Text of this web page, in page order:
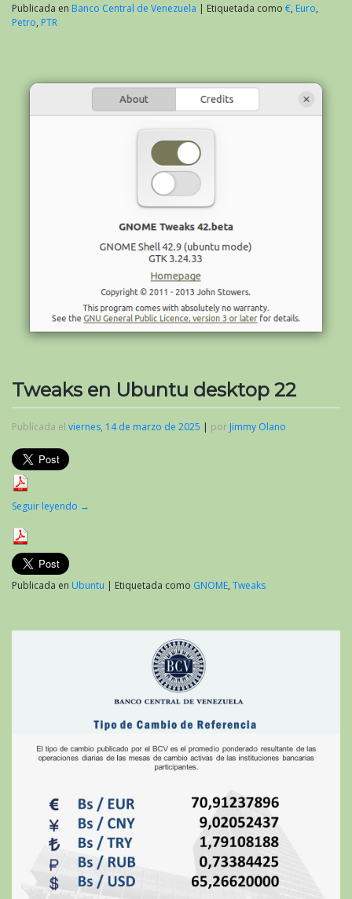
Publicada en Banco Central de Venezuela | Etiquetada como €, Euro,
Petro, PTR
Tweaks en Ubuntu desktop 22
Publicada el viernes, 14 de marzo de 2025 | por Jimmy Olano
Seguir leyendo →
Publicada en Ubuntu | Etiquetada como GNOME, Tweaks